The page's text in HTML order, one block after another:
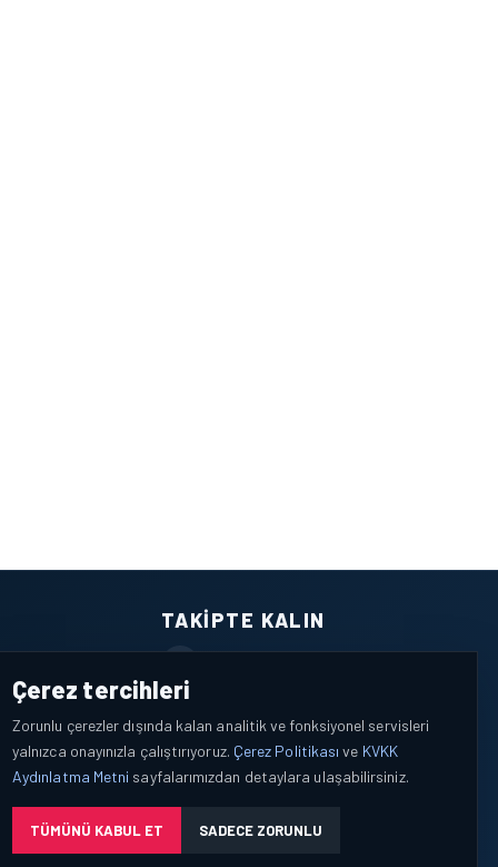
TAKIPTE KALIN
YouTube
Çerez tercihleri
Zorunlu çerezler dışında kalan analitik ve fonksiyonel servisleri
yalnızca onayınızla çalıştırıyoruz. Çerez Politikası ve KVKK
Aydınlatma Metni sayfalarımızdan detaylara ulaşabilirsiniz.
TÜMÜNÜ KABUL ET SADECE ZORUNLU